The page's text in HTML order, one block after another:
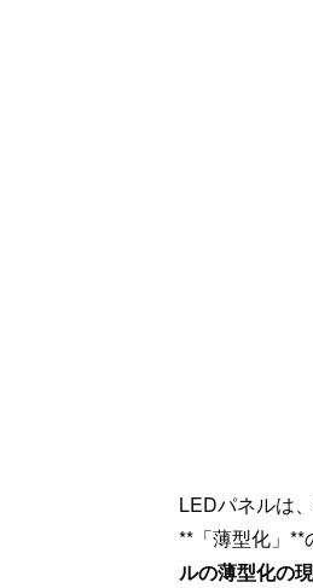
LEDパネルは
**「薄型化」**
ルの薄型化の